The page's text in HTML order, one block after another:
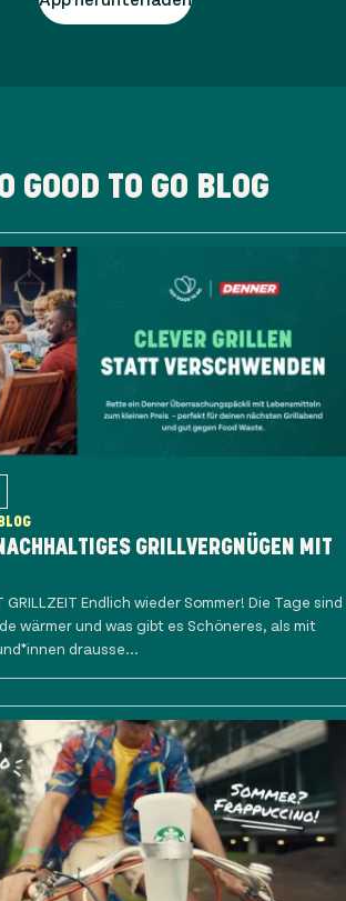
GOOD TO GO BLOG
GRILLVERGNÜGEN MIT
GRILLZEIT Endlich wieder Sommer! Die Tage sind
wärmer und was gibt es Schöneres, als mit
drausse...